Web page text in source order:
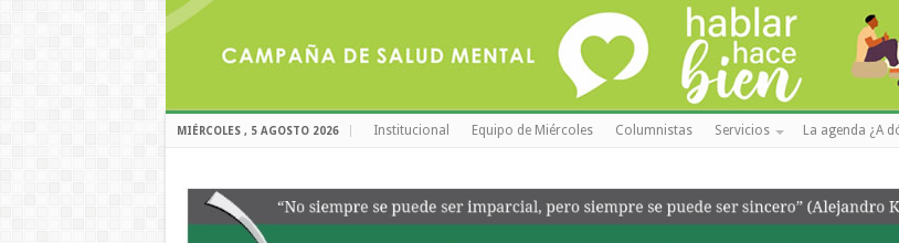
MIÉRCOLES , 5 AGOSTO 2026 Institucional Equipo de Miércoles Columnistas Servicios La agenda ¿A